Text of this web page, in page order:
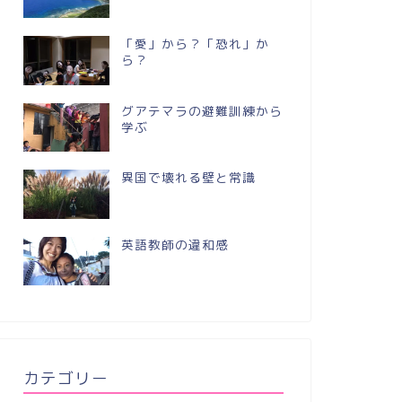
「愛」から？「恐れ」か
ら？
グアテマラの避難訓練から
学ぶ
異国で壊れる壁と常識
英語教師の違和感
カテゴリー